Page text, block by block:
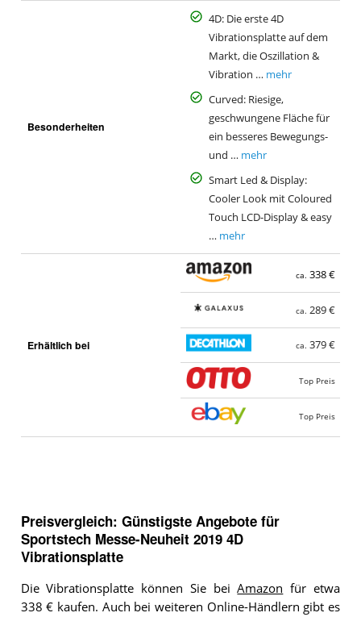
Besonderheiten
4D: Die erste 4D
Vibrationsplatte auf dem
Markt, die Oszillation &
Vibration … mehr
Curved: Riesige,
geschwungene Fläche für
ein besseres Bewegungs-
und … mehr
Smart Led & Display:
Cooler Look mit Coloured
Touch LCD-Display & easy
… mehr
Erhältlich bei
ca. 338 €
ca. 289 €
ca. 379 €
Top Preis
Top Preis
Preisvergleich: Günstigste Angebote für
Sportstech Messe-Neuheit 2019 4D
Vibrationsplatte
Die Vibrationsplatte können Sie beiAmazon für etwa
338 € kaufen. Auch bei weiteren Online-Händlern gibt es